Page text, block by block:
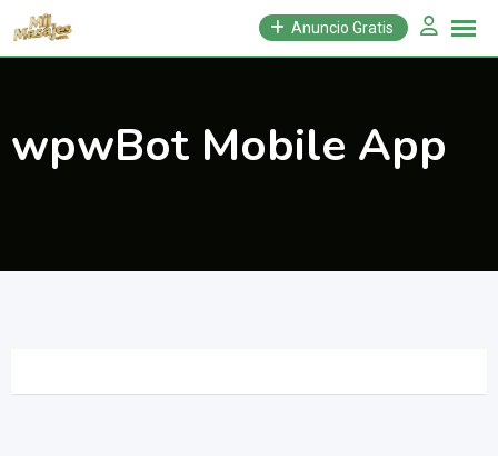
Saltar
Anuncio Gratis
wpwBot Mobile App